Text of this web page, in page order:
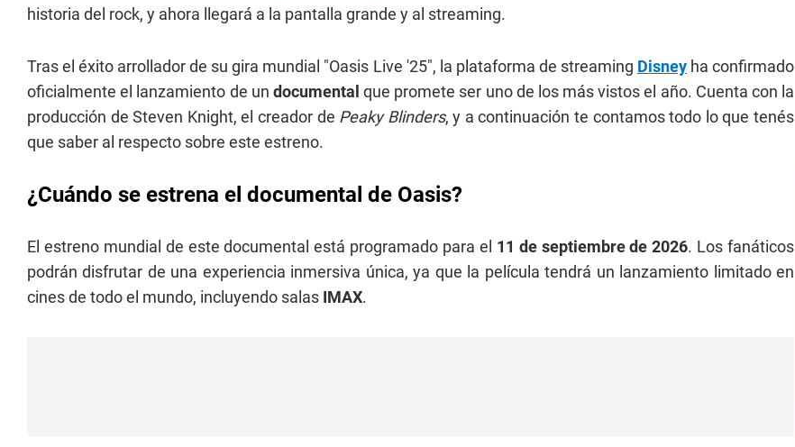
historia del rock, y ahora llegará a la pantalla grande y al streaming.
Tras el éxito arrollador de su gira mundial "Oasis Live '25", la plataforma de streaming Disneyha confirmado
oficialmente el lanzamiento de un documentalque promete ser uno de los más vistos el año. Cuenta con la
producción de Steven Knight, el creador de Peaky Blinders, y a continuación te contamos todo lo que tenés
que saber al respecto sobre este estreno.
¿Cuándo se estrena el documental de Oasis?
El estreno mundial de este documental está programado para el 11 de septiembre de 2026. Los fanáticos
podrán disfrutar de una experiencia inmersiva única, ya que la película tendrá un lanzamiento limitado en
cines de todo el mundo, incluyendo salas IMAX.